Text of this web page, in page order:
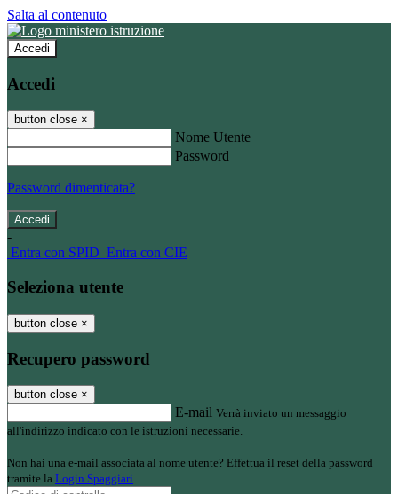
Salta al contenuto
Accedi
Accedi
button close ×
Nome Utente
Password
Password dimenticata?
-
Entra con SPID Entra con CIE
Seleziona utente
button close ×
Recupero password
button close ×
E-mail Verrà inviato un messaggio
all'indirizzo indicato con le istruzioni necessarie.
Non hai una e-mail associata al nome utente? Effettua il reset della password
tramite la Login Spaggiari